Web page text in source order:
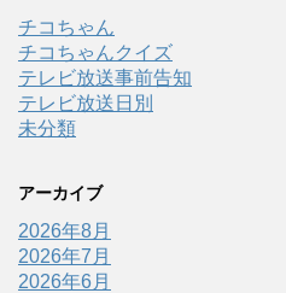
チコちゃん
チコちゃんクイズ
テレビ放送事前告知
テレビ放送日別
未分類
アーカイブ
2026年8月
2026年7月
2026年6月